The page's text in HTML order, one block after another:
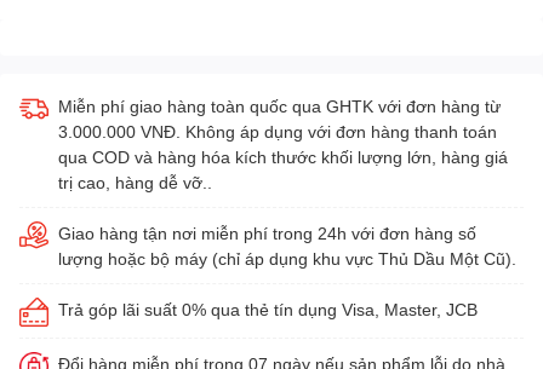
Miễn phí giao hàng toàn quốc qua GHTK với đơn hàng từ
3.000.000 VNĐ. Không áp dụng với đơn hàng thanh toán
qua COD và hàng hóa kích thước khối lượng lớn, hàng giá
trị cao, hàng dễ vỡ..
Giao hàng tận nơi miễn phí trong 24h với đơn hàng số
lượng hoặc bộ máy (chỉ áp dụng khu vực Thủ Dầu Một Cũ).
Trả góp lãi suất 0% qua thẻ tín dụng Visa, Master, JCB
Đổi hàng miễn phí trong 07 ngày nếu sản phẩm lỗi do nhà